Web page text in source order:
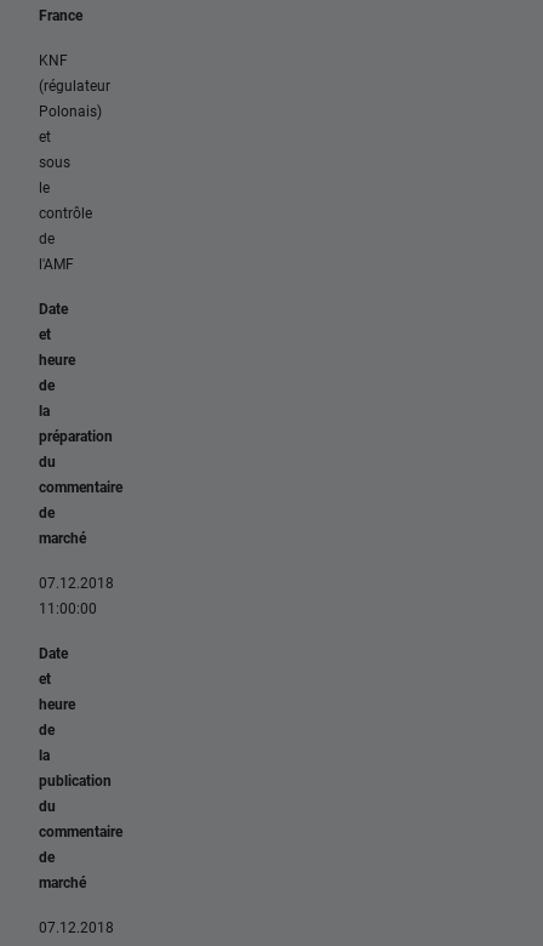
France
KNF
(régulateur
Polonais)
et
sous
le
contrôle
de
l'AMF
Date
et
heure
de
la
préparation
du
commentaire
de
marché
07.12.2018
11:00:00
Date
et
heure
de
la
publication
du
commentaire
de
marché
07.12.2018